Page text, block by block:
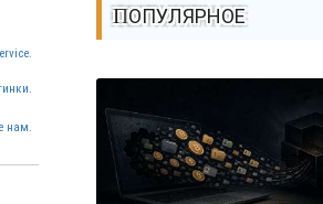
нам.
ПОПУЛЯРНОЕ